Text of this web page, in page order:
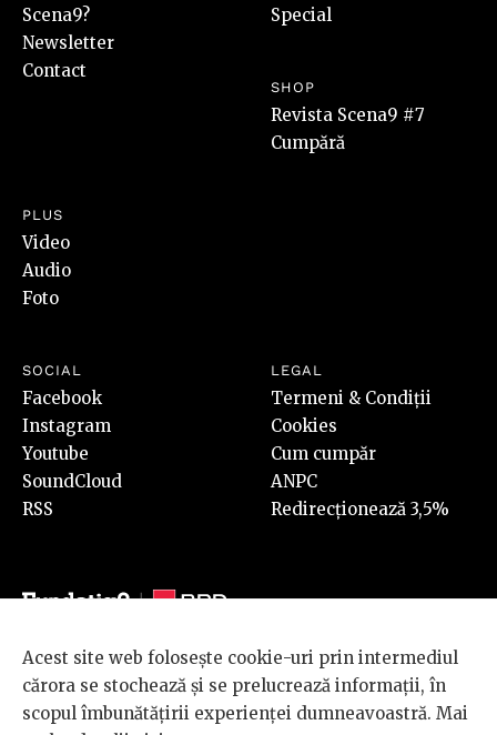
Scena9?
Newsletter
Contact
Special
SHOP
Revista Scena9 #7
Cumpără
PLUS
Video
Audio
Foto
SOCIAL
Facebook
Instagram
Youtube
SoundCloud
RSS
LEGAL
Termeni & Condiții
Cookies
Cum cumpăr
ANPC
Redirecționează 3,5%
© 2026 BRD Groupe Société Générale, toate drepturile rezervate.
Scena 9 este un proiect sustinut de
BRD GROUPE SOCIÉTÉ
GÉNÉRALE
Acest site web folosește cookie-uri prin intermediul
cărora se stochează și se prelucrează informații, în
scopul îmbunătățirii experienței dumneavoastră. Mai